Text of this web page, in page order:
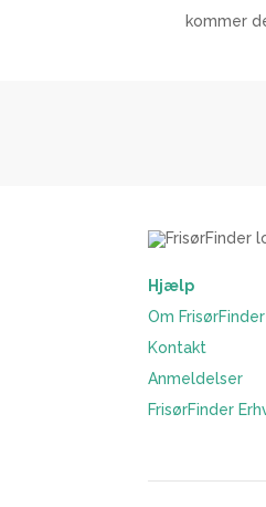
kommer
Hjælp
Om FrisørFinder
Kontakt
Anmeldelser
FrisørFinder